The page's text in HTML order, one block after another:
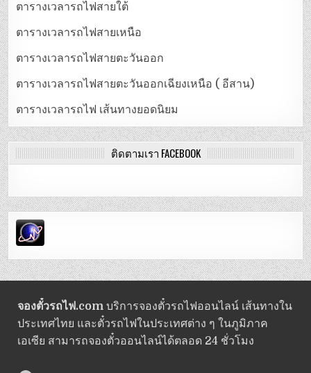
ตารางเวลารถไฟสายใต้
ตารางเวลารถไฟสายเหนือ
ตารางเวลารถไฟสายตะวันออก
ตารางเวลารถไฟสายตะวันออกเฉียงเหนือ ( อีสาน)
ตารางเวลารถไฟ เส้นทางยอดนิยม
ติดตามเรา FACEBOOK
จองตั๋วรถไฟ.comบริการจองตั๋วรถไฟออนไลน์ เส้นทางใน
ประเทศไทย และตั๋วรถไฟในประเทศต่าง ๆ ในภูมิภาค
เอเซีย สามารถจองตั๋วออนไลน์ได้ตลอด 24 ชั่วโมง